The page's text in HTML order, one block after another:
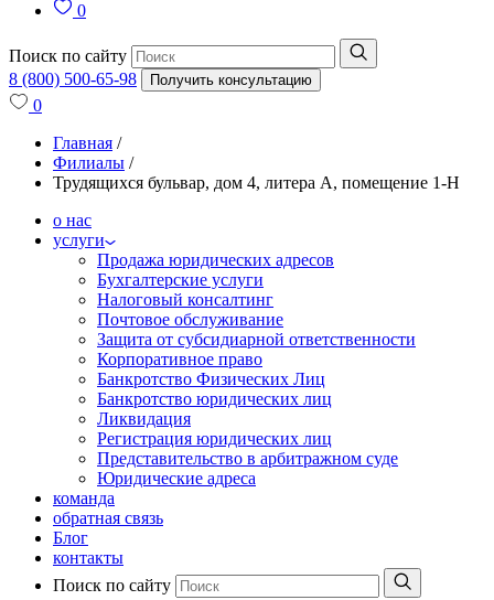
0
Поиск по сайту
8 (800) 500-65-98
Получить консультацию
0
Главная /
Филиалы /
Трудящихся бульвар, дом 4, литера А, помещение 1-Н
о нас
услуги
Продажа юридических адресов
Бухгалтерские услуги
Налоговый консалтинг
Почтовое обслуживание
Защита от субсидиарной ответственности
Корпоративное право
Банкротство Физических Лиц
Банкротство юридических лиц
Ликвидация
Регистрация юридических лиц
Представительство в арбитражном суде
Юридические адреса
команда
обратная связь
Блог
контакты
Поиск по сайту